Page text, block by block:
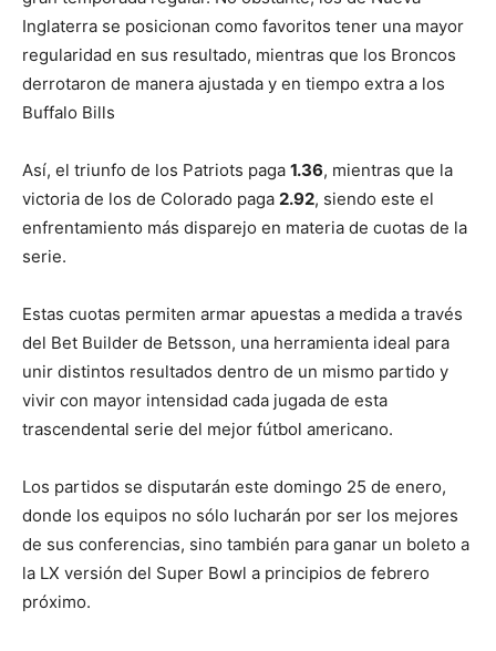
Inglaterra se posicionan como favoritos tener una mayor
regularidad en sus resultado, mientras que los Broncos
derrotaron de manera ajustada y en tiempo extra a los
Buffalo Bills
Así, el triunfo de los Patriots paga 1.36, mientras que la
victoria de los de Colorado paga 2.92, siendo este el
enfrentamiento más disparejo en materia de cuotas de la
serie.
Estas cuotas permiten armar apuestas a medida a través
del Bet Builder de Betsson, una herramienta ideal para
unir distintos resultados dentro de un mismo partido y
vivir con mayor intensidad cada jugada de esta
trascendental serie del mejor fútbol americano.
Los partidos se disputarán este domingo 25 de enero,
donde los equipos no sólo lucharán por ser los mejores
de sus conferencias, sino también para ganar un boleto a
la LX versión del Super Bowl a principios de febrero
próximo.